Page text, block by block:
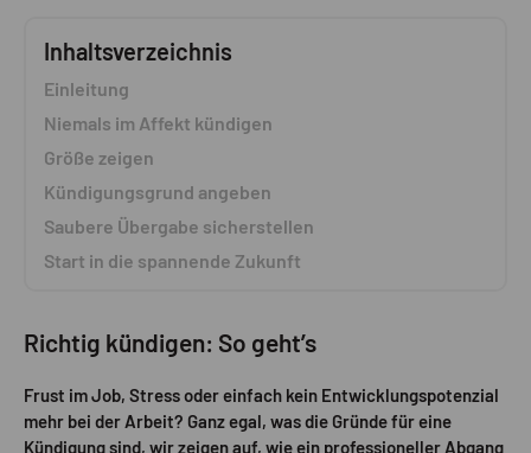
Inhaltsverzeichnis
Einleitung
Niemals im Affekt kündigen
Größe zeigen
Kündigungsgrund angeben
Saubere Übergabe sicherstellen
Start in die spannende Zukunft
Richtig kündigen: So geht’s
Frust im Job, Stress oder einfach kein Entwicklungspotenzial
mehr bei der Arbeit? Ganz egal, was die Gründe für eine
Kündigung sind, wir zeigen auf, wie ein professioneller Abgang